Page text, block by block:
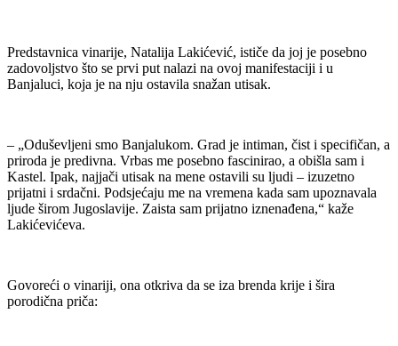
Predstavnica vinarije, Natalija Lakićević, ističe da joj je posebno
zadovoljstvo što se prvi put nalazi na ovoj manifestaciji i u
Banjaluci, koja je na nju ostavila snažan utisak.
– „Oduševljeni smo Banjalukom. Grad je intiman, čist i specifičan, a
priroda je predivna. Vrbas me posebno fascinirao, a obišla sam i
Kastel. Ipak, najjači utisak na mene ostavili su ljudi – izuzetno
prijatni i srdačni. Podsjećaju me na vremena kada sam upoznavala
ljude širom Jugoslavije. Zaista sam prijatno iznenađena,“ kaže
Lakićevićeva.
Govoreći o vinariji, ona otkriva da se iza brenda krije i šira
porodična priča: